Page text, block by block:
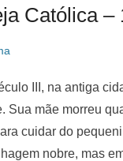
Católica –
III, na antiga
Sua mãe morreu
cuidar do
nobre, mas